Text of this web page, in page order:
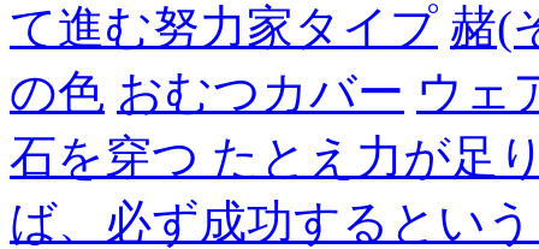
て進む努力家タイプ 赭(
の色 おむつカバー ウェ
石を穿つ たとえ力が足
ば、必ず成功するとい